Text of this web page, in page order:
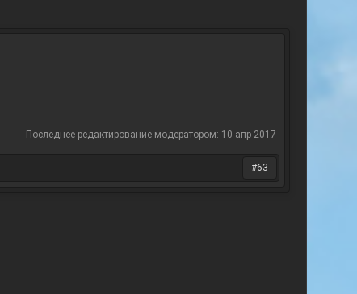
Последнее редактирование модератором: 10 апр 2017
#63